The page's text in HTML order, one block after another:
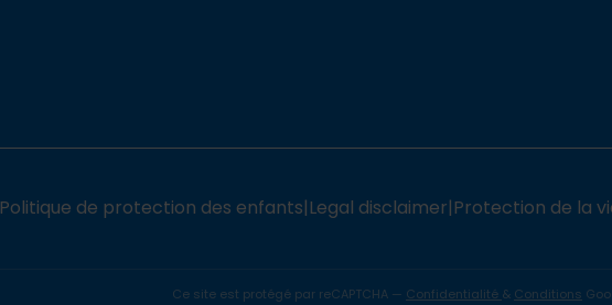
Politique de protection des enfants|Legal disclaimer|Protection de la
Ce site est protégé par reCAPTCHA — Confidentialité & Conditions